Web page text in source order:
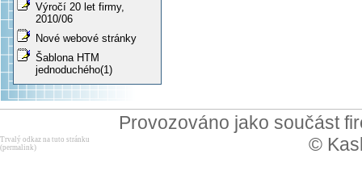
Výročí 20 let firmy,
2010/06
Nové webové stránky
Šablona HTM
jednoduchého(1)
Provozováno jako součást
©
Trvalý odkaz na tuto stránku
(permalink)